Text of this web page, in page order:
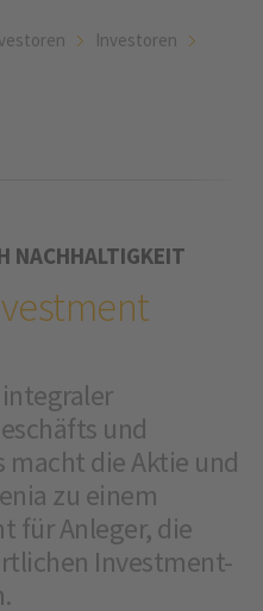
Investoren
NACHHALTIGKEIT
und
macht die Aktie und
zu einem
für Anleger, die
Investment-